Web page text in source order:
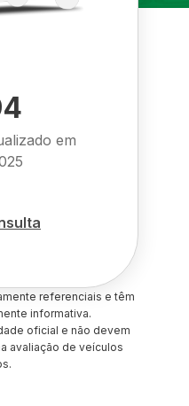
em
referenciais e têm
informativa.
oficial e não devem
avaliação de veículos